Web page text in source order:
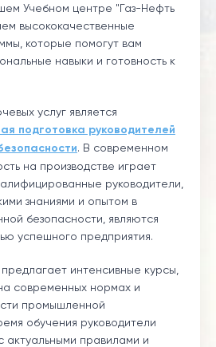
Учебном центре "Газ-Нефть
высококачественные
которые помогут вам
навыки и готовность к
услуг является
подготовка руководителей
. В современном
на производстве играет
руководители,
знаниями и опытом в
безопасности, являются
успешного предприятия.
интенсивные курсы,
современных нормах и
промышленной
обучения руководители
актуальными правилами и